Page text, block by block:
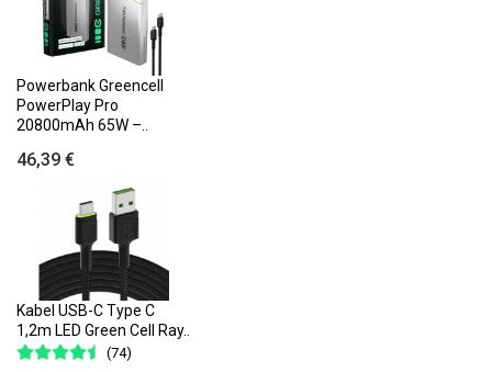
Powerbank Greencell
PowerPlay Pro
20800mAh 65W –..
46,39 €
Kabel USB-C Type C
1,2m LED Green Cell Ray..
(74)